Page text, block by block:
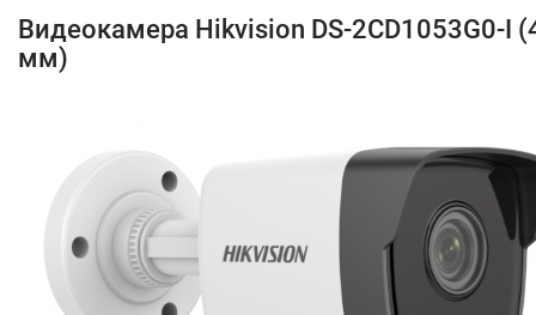
Видеокамера Hikvision DS-2CD1053G0-I
мм)